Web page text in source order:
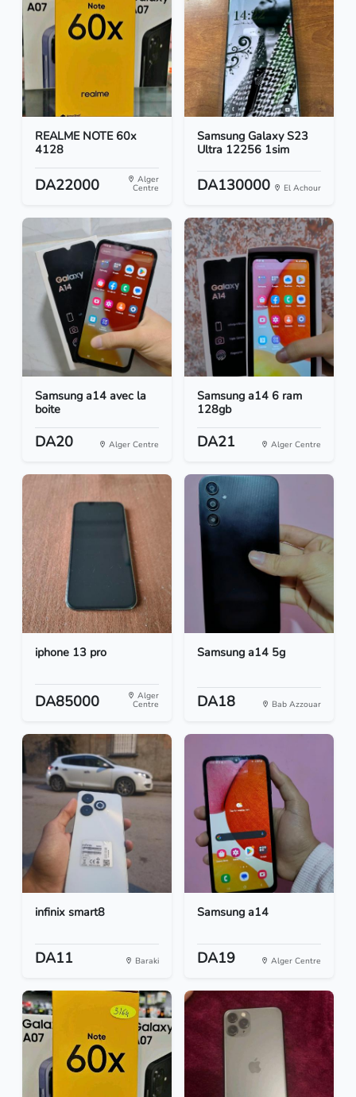
REALME NOTE 60x
4128
DA22000 Alger
Centre
Samsung Galaxy S23
Ultra 12256 1sim
DA130000 El Achour
Samsung a14 avec la
boite
DA20 Alger Centre
Samsung a14 6 ram
128gb
DA21 Alger Centre
iphone 13 pro
DA85000 Alger
Centre
Samsung a14 5g
DA18 Bab Azzouar
infinix smart8
DA11 Baraki
Samsung a14
DA19 Alger Centre